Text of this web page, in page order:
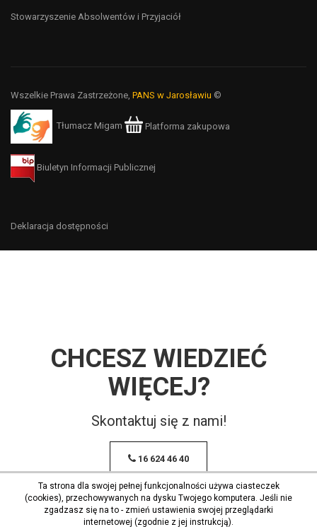
Stowarzyszenie Absolwentów i Przyjaciół
Wszelkie Prawa Zastrzeżone, PANS w Jarosławiu ©
Tłumacz Migam Platforma zakupowa
Biuletyn Informacji Publicznej
Deklaracja dostępności
CHCESZ WIEDZIEĆ
WIĘCEJ?
Skontaktuj się z nami!
16 624 46 40
Ta strona dla swojej pełnej funkcjonalności używa ciasteczek
(cookies), przechowywanych na dysku Twojego komputera. Jeśli nie
zgadzasz się na to - zmień ustawienia swojej przeglądarki
internetowej (zgodnie z jej instrukcją).